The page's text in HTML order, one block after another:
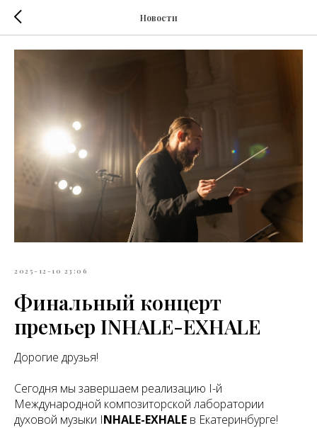
Новости
2025-12-10 23:06
Финальный концерт
премьер INHALE-EXHALE
Дорогие друзья!
Сегодня мы завершаем реализацию I-й
Международной композиторской лаборатории
духовой музыки INHALE-EXHALE в Екатеринбурге!